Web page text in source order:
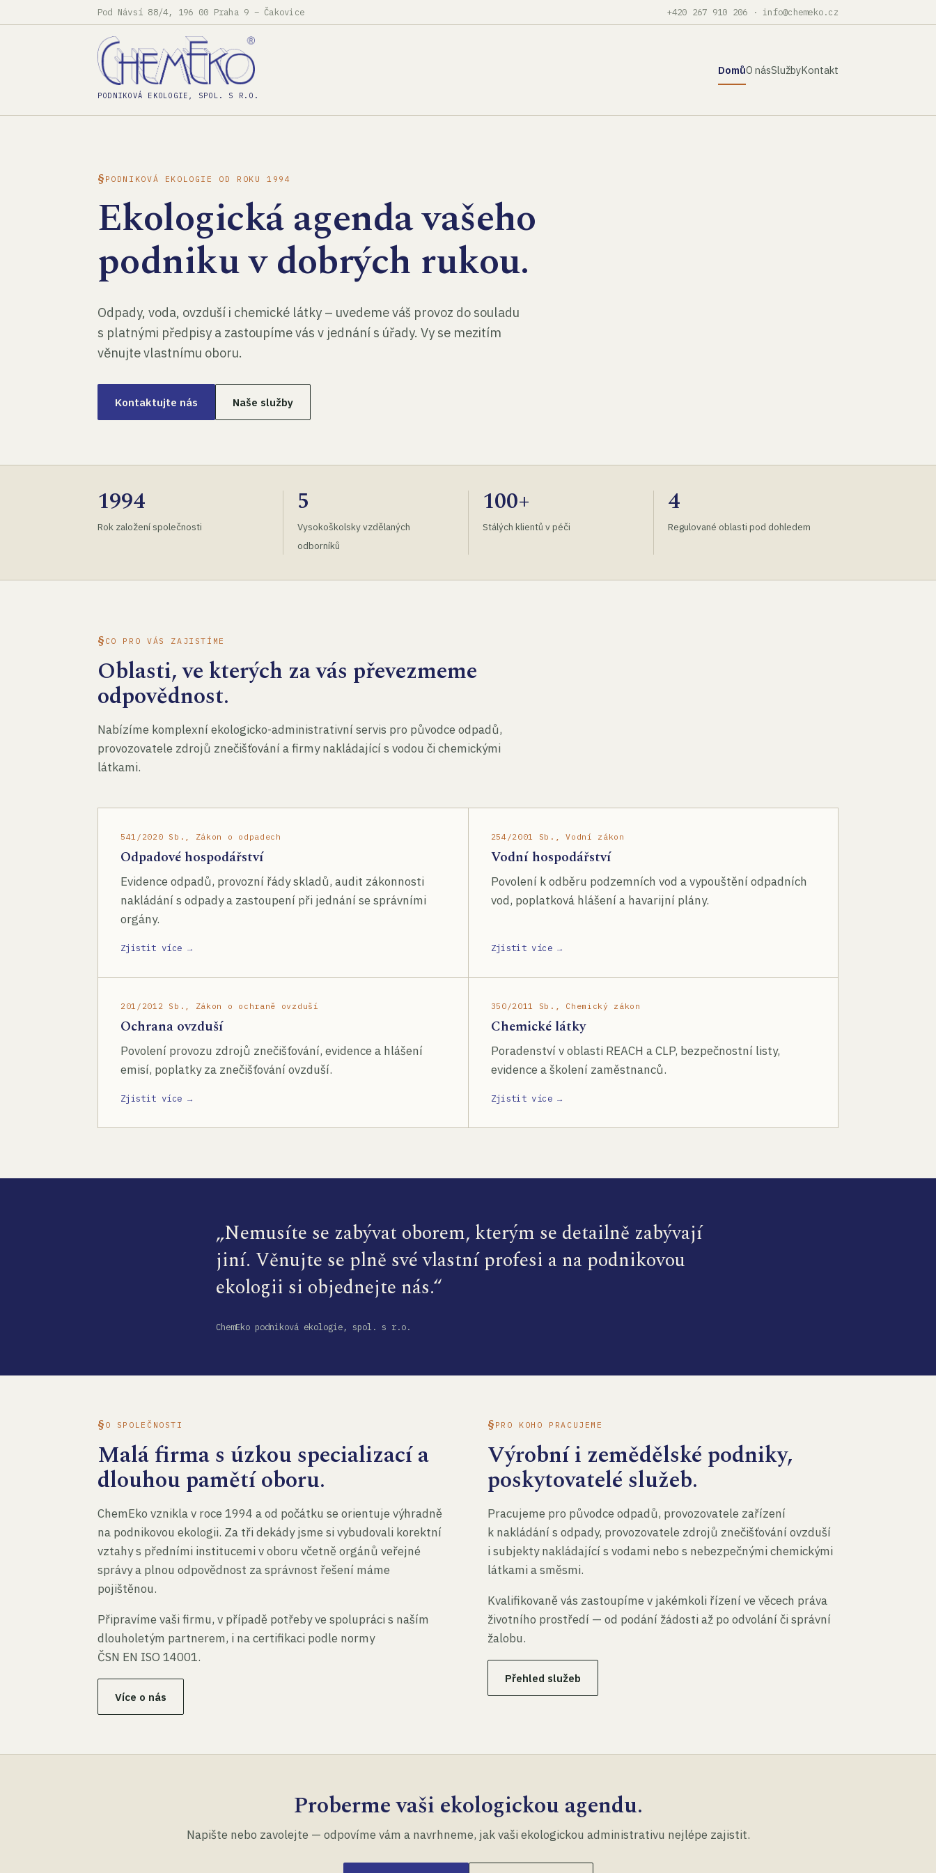
Pod Návsí 88/4, 196 00 Praha 9 – Čakovice +420 267 910 206 · info@chemeko.cz
PODNIKOVÁ EKOLOGIE, SPOL. S R.O.
DomůO násSlužbyKontakt
PODNIKOVÁ EKOLOGIE OD ROKU 1994
Ekologická agenda vašeho
podniku v dobrých rukou.
Odpady, voda, ovzduší i chemické látky – uvedeme váš provoz do souladu
s platnými předpisy a zastoupíme vás v jednání s úřady. Vy se mezitím
věnujte vlastnímu oboru.
Kontaktujte nás Naše služby
1994
Rok založení společnosti
5
Vysokoškolsky vzdělaných
odborníků
100+
Stálých klientů v péči
4
Regulované oblasti pod dohledem
CO PRO VÁS ZAJISTÍME
Oblasti, ve kterých za vás převezmeme
odpovědnost.
Nabízíme komplexní ekologicko-administrativní servis pro původce odpadů,
provozovatele zdrojů znečišťování a firmy nakládající s vodou či chemickými
látkami.
541/2020 Sb., Zákon o odpadech
Odpadové hospodářství
Evidence odpadů, provozní řády skladů, audit zákonnosti
nakládání s odpady a zastoupení při jednání se správními
orgány.
Zjistit více →
254/2001 Sb., Vodní zákon
Vodní hospodářství
Povolení k odběru podzemních vod a vypouštění odpadních
vod, poplatková hlášení a havarijní plány.
Zjistit více →
201/2012 Sb., Zákon o ochraně ovzduší
Ochrana ovzduší
Povolení provozu zdrojů znečišťování, evidence a hlášení
emisí, poplatky za znečišťování ovzduší.
Zjistit více →
350/2011 Sb., Chemický zákon
Chemické látky
Poradenství v oblasti REACH a CLP, bezpečnostní listy,
evidence a školení zaměstnanců.
Zjistit více →
„Nemusíte se zabývat oborem, kterým se detailně zabývají
jiní. Věnujte se plně své vlastní profesi a na podnikovou
ekologii si objednejte nás.“
ChemEko podniková ekologie, spol. s r.o.
O SPOLEČNOSTI
Malá firma s úzkou specializací a
dlouhou pamětí oboru.
ChemEko vznikla v roce 1994 a od počátku se orientuje výhradně
na podnikovou ekologii. Za tři dekády jsme si vybudovali korektní
vztahy s předními institucemi v oboru včetně orgánů veřejné
správy a plnou odpovědnost za správnost řešení máme
pojištěnou.
Připravíme vaši firmu, v případě potřeby ve spolupráci s naším
dlouholetým partnerem, i na certifikaci podle normy
ČSN EN ISO 14001.
Více o nás
PRO KOHO PRACUJEME
Výrobní i zemědělské podniky,
poskytovatelé služeb.
Pracujeme pro původce odpadů, provozovatele zařízení
k nakládání s odpady, provozovatele zdrojů znečišťování ovzduší
i subjekty nakládající s vodami nebo s nebezpečnými chemickými
látkami a směsmi.
Kvalifikovaně vás zastoupíme v jakémkoli řízení ve věcech práva
životního prostředí — od podání žádosti až po odvolání či správní
žalobu.
Přehled služeb
Proberme vaši ekologickou agendu.
Napište nebo zavolejte — odpovíme vám a navrhneme, jak vaši ekologickou administrativu nejlépe zajistit.